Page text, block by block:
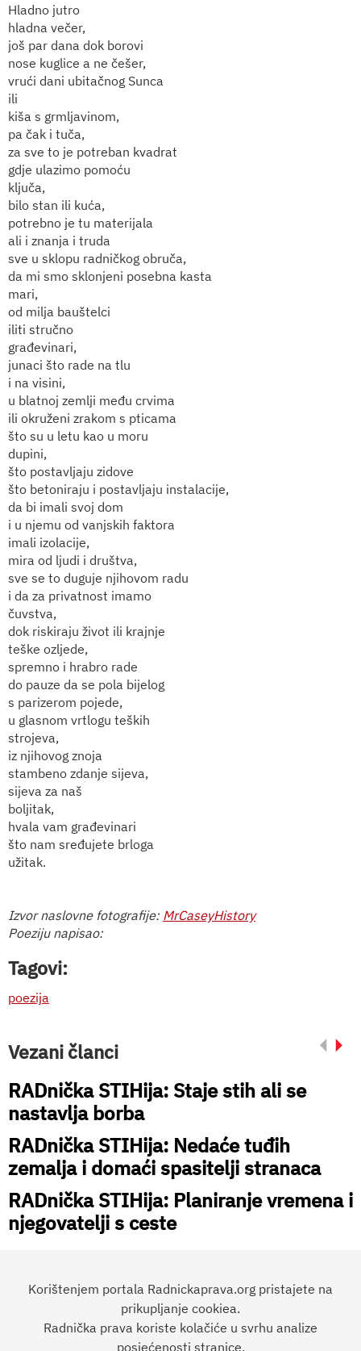
Hladno jutro
hladna večer,
još par dana dok borovi
nose kuglice a ne češer,
vrući dani ubitačnog Sunca
ili
kiša s grmljavinom,
pa čak i tuča,
za sve to je potreban kvadrat
gdje ulazimo pomoću
ključa,
bilo stan ili kuća,
potrebno je tu materijala
ali i znanja i truda
sve u sklopu radničkog obruča,
da mi smo sklonjeni posebna kasta
mari,
od milja bauštelci
iliti stručno
građevinari,
junaci što rade na tlu
i na visini,
u blatnoj zemlji među crvima
ili okruženi zrakom s pticama
što su u letu kao u moru
dupini,
što postavljaju zidove
što betoniraju i postavljaju instalacije,
da bi imali svoj dom
i u njemu od vanjskih faktora
imali izolacije,
mira od ljudi i društva,
sve se to duguje njihovom radu
i da za privatnost imamo
čuvstva,
dok riskiraju život ili krajnje
teške ozljede,
spremno i hrabro rade
do pauze da se pola bijelog
s parizerom pojede,
u glasnom vrtlogu teških
strojeva,
iz njihovog znoja
stambeno zdanje sijeva,
sijeva za naš
boljitak,
hvala vam građevinari
što nam sređujete brloga
užitak.
Izvor naslovne fotografije: MrCaseyHistory
Poeziju napisao:
Tagovi:
poezija
Vezani članci
RADnička STIHija: Staje stih ali se
nastavlja borba
RADnička STIHija: Nedaće tuđih
zemalja i domaći spasitelji stranaca
RADnička STIHija: Planiranje vremena i
njegovatelji s ceste
Preporučite članak:
Korištenjem portala Radnickaprava.org pristajete na
prikupljanje cookiea.
Radnička prava koriste kolačiće u svrhu analize
posjećenosti stranice.